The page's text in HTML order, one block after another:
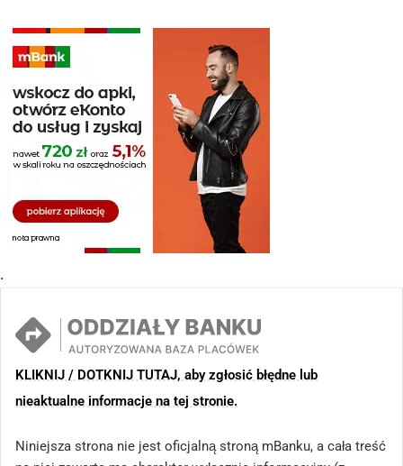
.
KLIKNIJ / DOTKNIJ TUTAJ, aby zgłosić błędne lub
nieaktualne informacje na tej stronie.
Niniejsza strona nie jest oficjalną stroną mBanku, a cała treść